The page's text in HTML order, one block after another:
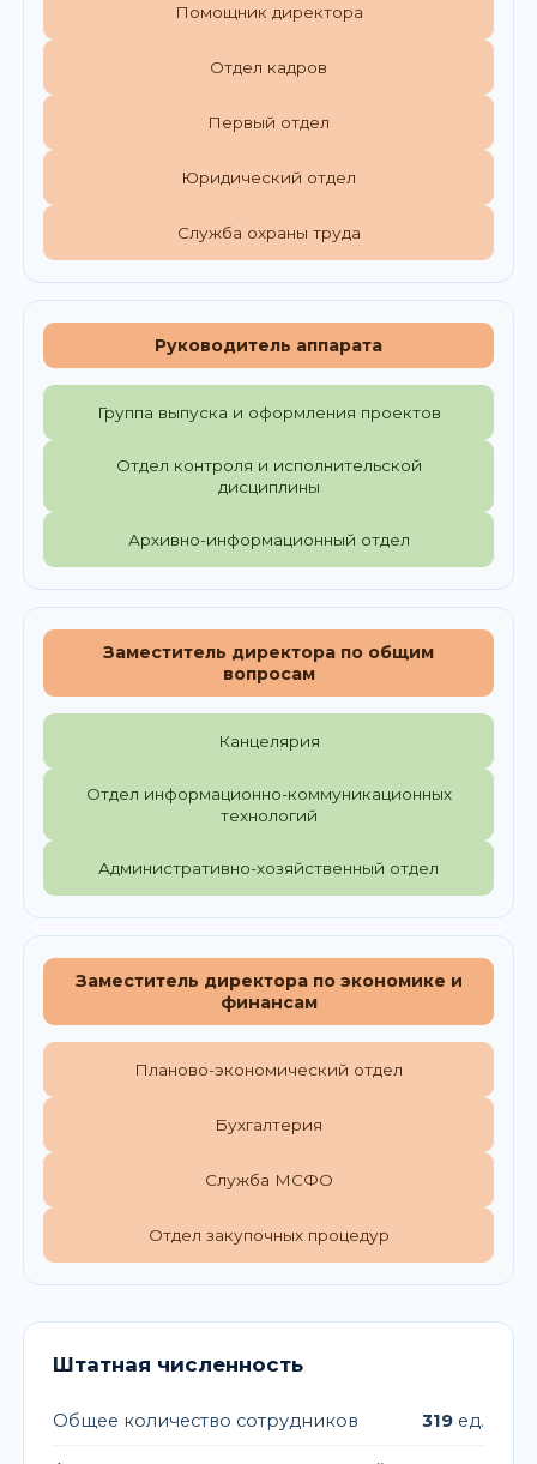
Помощник директора
Отдел кадров
Первый отдел
Юридический отдел
Служба охраны труда
Руководитель аппарата
Группа выпуска и оформления проектов
Отдел контроля и исполнительской
дисциплины
Архивно-информационный отдел
Заместитель директора по общим
вопросам
Канцелярия
Отдел информационно-коммуникационных
технологий
Административно-хозяйственный отдел
Заместитель директора по экономике и
финансам
Планово-экономический отдел
Бухгалтерия
Служба МСФО
Отдел закупочных процедур
Штатная численность
Общее количество сотрудников 319 ед.